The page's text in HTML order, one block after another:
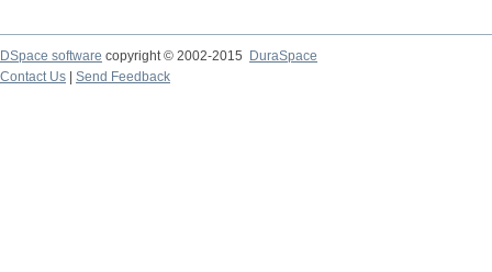
DSpace software copyright © 2002-2015
DuraSpace
Contact Us
Send Feedback